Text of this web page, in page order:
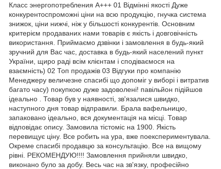
Класс энергопотребления А+++ 01 Відмінні якості Дуже
конкурентоспроможні ціни на всю продукцію, гнучка система
знижок, ціни нижчі, ніж у більшості конкурентів. Основним
критерієм продаваних нами товарів є якість і довговічність
використання. Приймаємо дзвінки і замовлення в будь-який
зручний для Вас час, доставка в будь-який населений пункт
України, щиро раді всім клієнтам і сподіваємося на
взаємність) 02 Топ продажів 03 Відгуки про компанію
Менеджеру величезне спасибі що допоміг у виборі і витратив
багато часу) покупкою дуже задоволені! павільйон підійшов
ідеально . Товар був у наявності, зв'язалися швидко,
наступного дня товар відправили. Брала вафельницю,
запаковано ідеально, вся документація на місці. Товар
відповідає опису. Замовила тістоміс на 1900. Якість
перевищує ціну. Все робить на ура, вже поекспериментувала.
Окреме спасибі продавцю за консультацію. Все на вищому
рівні. РЕКОМЕНДУЮ!!!! Замовлення прийняли швидко,
виконано було за добу. Весь час на зв'язку, професійно